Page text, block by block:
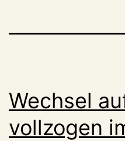
Wechsel
vollzogen